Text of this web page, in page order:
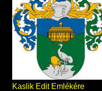
Kaslik Edit Emlékére